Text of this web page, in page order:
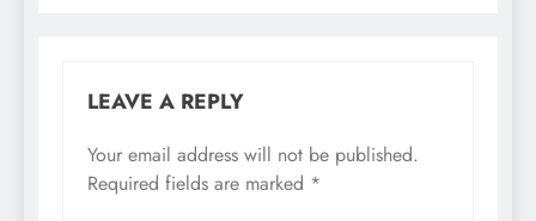
LEAVE A REPLY
Your email address will not be published.
Required fields are marked *